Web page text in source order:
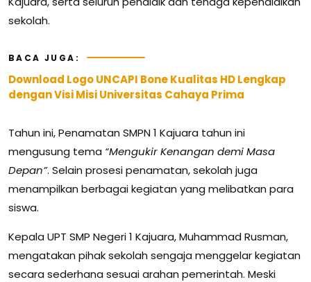
sekolah.
BACA JUGA:
Download Logo UNCAPI Bone Kualitas HD Lengkap
dengan Visi Misi Universitas Cahaya Prima
Tahun ini, Penamatan SMPN 1 Kajuara tahun ini
mengusung tema “Mengukir Kenangan demi Masa
Depan”. Selain prosesi penamatan, sekolah juga
menampilkan berbagai kegiatan yang melibatkan para
siswa.
Kepala UPT SMP Negeri 1 Kajuara, Muhammad Rusman,
mengatakan pihak sekolah sengaja menggelar kegiatan
secara sederhana sesuai arahan pemerintah. Meski